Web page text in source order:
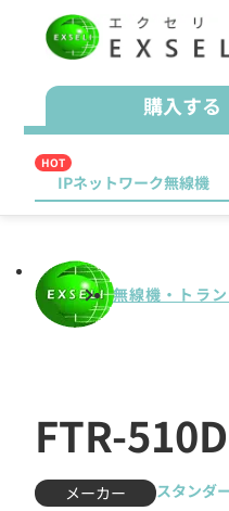
購入する
HOT
IPネットワーク無線機
無線機・トラ
FTR-510D
メーカー
スタンダ